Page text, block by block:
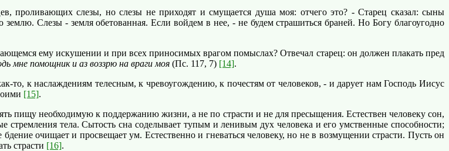
слезы, но слезы не приходят и смущается душа моя: отчего это? - Старец сказал: сыны
Слезы - земля обетованная. Если войдем в нее, - не будем страшиться браней. Но Богу благоугодно
ему искушении и при всех приносимых врагом помыслах? Отвечал старец: он должен плакать пред
мне помощник и аз воззрю на враги моя (Пс. 117, 7) [14].
к наслаждениям телесным, к чревоугождению, к почестям от человеков, - и дарует нам Господь Иисус
[15].
пищу необходимую к поддержанию жизни, а не по страсти и не для пресыщения. Естествен человеку сон,
тела. Сытость сна соделывает тупым и ленивым дух человека и его умственные способности;
очищает и просвещает ум. Естественно и гневаться человеку, но не в возмущении страсти. Пусть он
страсти [16].